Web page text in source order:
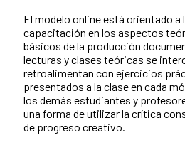
El modelo online está orientado a
capacitación en los aspectos
básicos de la producción
lecturas y clases teóricas se
retroalimentan con ejercicios
presentados a la clase en cada
los demás estudiantes y
una forma de utilizar la crítica
de progreso creativo.